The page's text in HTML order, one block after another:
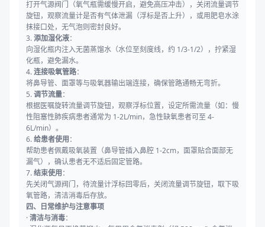
打开气源阀门（氧气瓶需缓慢开启，避免高压冲击），关闭流量调节
旋钮，观察流量计是否有气体泄漏（浮标是否上升），或用肥皂水涂
抹接口处，无气泡则密封良好。
3.添加湿化液：
向湿化瓶内注入无菌蒸馏水（水位至刻度线，约 1/3-1/2），拧紧湿
化瓶，避免漏水。
4.连接吸氧管路：
将鼻导管、面罩等与吸氧器输出端连接，确保管路通畅无弯折。
5.调节流量：
根据医嘱旋转流量调节旋钮，观察浮标位置，设定所需流量（如：慢
性阻塞性肺疾病患者通常为 1-2L/min，急性缺氧患者可至 4-
6L/min）。
6.给患者使用：
帮助患者佩戴吸氧装置（鼻导管插入鼻腔 1-2cm，面罩贴合面部无
漏气），确认患者无不适后固定管路。
7.结束使用：
先关闭气源阀门，待流量计浮标回零后，关闭流量调节旋钮，取下吸
氧管路，清洁消毒后存放。
四、日常维护与注意事项
·清洁与消毒：